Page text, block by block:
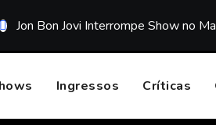
Jon Bon Jovi Interrompe Show no
Ingressos Críticas